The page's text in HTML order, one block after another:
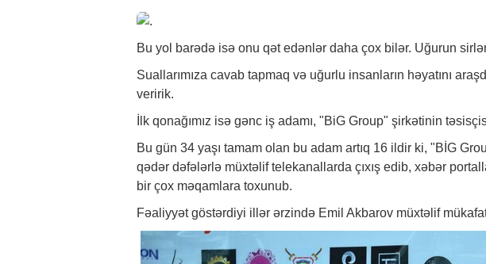
Bu yol barədə isə onu qət edənlər daha çox bilər. Uğurun
Suallarımıza cavab tapmaq və uğurlu insanların həyatını
veririk.
İlk qonağımız isə gənc iş adamı, "BiG Group" şirkətinin
Bu gün 34 yaşı tamam olan bu adam artıq 16 ildir ki, "BİG
qədər dəfələrlə müxtəlif telekanallarda çıxış edib, xəbər
bir çox məqamlara toxunub.
Fəaliyyət göstərdiyi illər ərzində Emil Akbarov müxtəlif